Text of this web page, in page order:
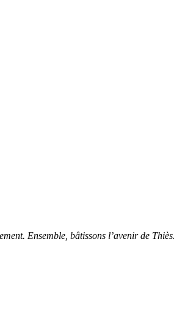
Ensemble, bâtissons l’avenir de Thiès.